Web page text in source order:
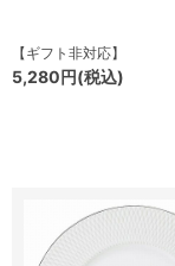
【ギフト非対応】
5,280円(税込)